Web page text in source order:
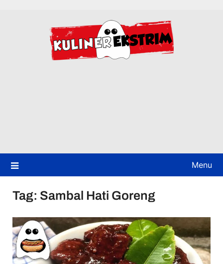
Menu
Tag: Sambal Hati Goreng